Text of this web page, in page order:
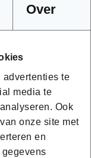
Over
advertenties te
media te
Ook
onze site met
en